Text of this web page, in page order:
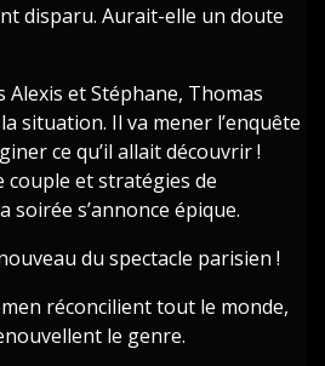
disparu. Aurait-elle un doute
Alexis et Stéphane, Thomas
situation. Il va mener l’enquête
ce qu’il allait découvrir !
couple et stratégies de
soirée s’annonce épique.
du spectacle parisien !
réconcilient tout le monde,
le genre.